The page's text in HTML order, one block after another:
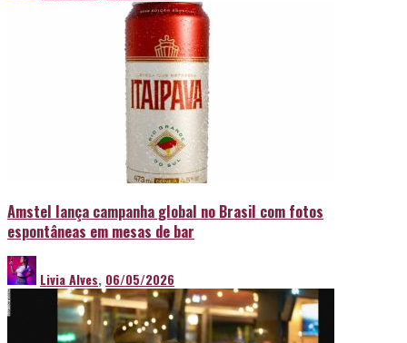
Amstel lança campanha global no Brasil com fotos
espontâneas em mesas de bar
Livia Alves, 06/05/2026